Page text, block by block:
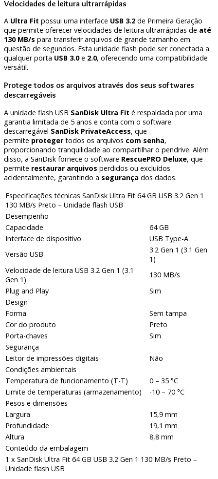
Velocidades de leitura ultrarrápidas
A Ultra Fit possui uma interface USB 3.2 de Primeira Geração
que permite oferecer velocidades de leitura ultrarrápidas de até
130 MB/s para transferir arquivos de grande tamanho em
questão de segundos. Esta unidade flash pode ser conectada a
qualquer porta USB 3.0e 2.0, oferecendo uma compatibilidade
versátil.
Protege todos os arquivos através dos seus softwares
descarregáveis
A unidade flash USB SanDisk Ultra Fit é respaldada por uma
garantia limitada de 5 anos e conta com o software
descarregável SanDisk PrivateAccess, que
permite protegertodos os arquivos com senha,
proporcionando tranquilidade ao compartilhar o pendrive. Além
disso, a SanDisk fornece o software RescuePRO Deluxe, que
permite restaurar arquivos perdidos ou excluídos
acidentalmente, garantindo a segurança dos dados.
Especificações técnicas SanDisk Ultra Fit 64 GB USB 3.2 Gen 1
130 MB/s Preto – Unidade flash USB
Desempenho
Capacidade
64 GB
Interface de dispositivo
USB Type-A
Versão USB
3.2 Gen 1 (3.1 Gen
1)
Velocidade de leitura USB 3.2 Gen 1 (3.1
Gen 1)
130 MB/s
Plug and Play
Sim
Design
Forma
Sem tampa
Cor do produto
Preto
Porta-chaves
Sim
Segurança
Leitor de impressões digitais
Não
Condições ambientais
Temperatura de funcionamento (T-T)
0 – 35 °C
Limite de temperaturas (armazenamento)
-10 – 70 °C
Pesos e dimensões
Largura
15,9 mm
Profundidade
19,1 mm
Altura
8,8 mm
Conteúdo da embalagem
1 x SanDisk Ultra Fit 64 GB USB 3.2 Gen 1 130 MB/s Preto –
Unidade flash USB